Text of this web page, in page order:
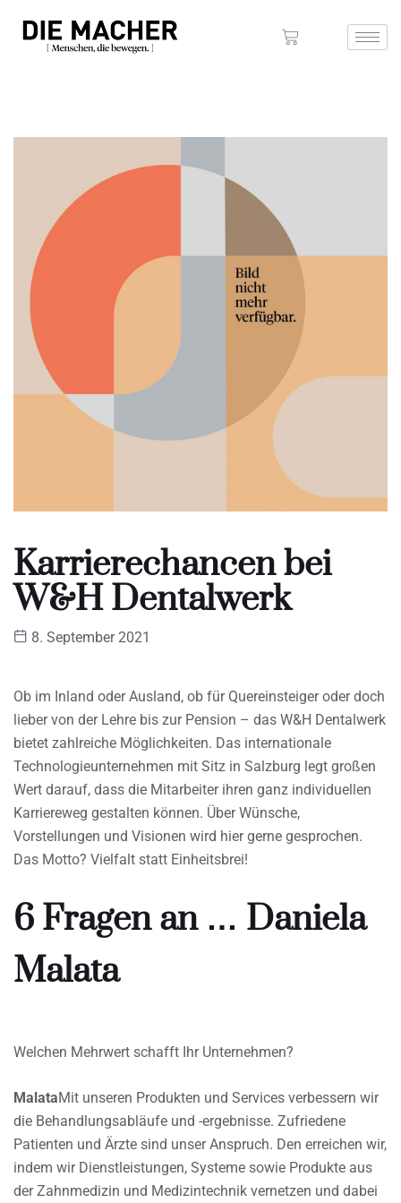
Karrierechancen bei
W&H Dentalwerk
8. September 2021
Ob im Inland oder Ausland, ob für Quereinsteiger oder doch
lieber von der Lehre bis zur Pension – das W&H Dentalwerk
bietet zahlreiche Möglichkeiten. Das internationale
Technologieunternehmen mit Sitz in Salzburg legt großen
Wert darauf, dass die Mitarbeiter ihren ganz individuellen
Karriereweg gestalten können. Über Wünsche,
Vorstellungen und Visionen wird hier gerne gesprochen.
Das Motto? Vielfalt statt Einheitsbrei!
6 Fragen an … Daniela
Malata
Welchen Mehrwert schafft Ihr Unternehmen?
MalataMit unseren Produkten und Services verbessern wir
die Behandlungsabläufe und -ergebnisse. Zufriedene
Patienten und Ärzte sind unser Anspruch. Den erreichen wir,
indem wir Dienstleistungen, Systeme sowie Produkte aus
der Zahnmedizin und Medizintechnik vernetzen und dabei